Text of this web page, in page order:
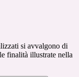
si avvalgono di
finalità illustrate nella